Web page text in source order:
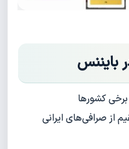
بایننس
کشورها
از صرافی‌های ایرانی